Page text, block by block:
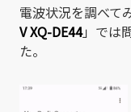
電波状況を調べて
V XQ-DE44」では
た。